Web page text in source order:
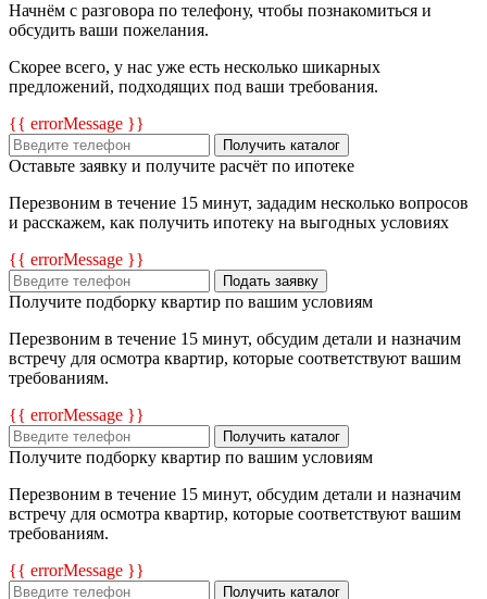
Начнём с разговора по телефону, чтобы познакомиться и
обсудить ваши пожелания.
Скорее всего, у нас уже есть несколько шикарных
предложений, подходящих под ваши требования.
{{ errorMessage }}
Получить каталог
Оставьте заявку и получите расчёт по ипотеке
Перезвоним в течение 15 минут, зададим несколько вопросов
и расскажем, как получить ипотеку на выгодных условиях
{{ errorMessage }}
Подать заявку
Получите подборку квартир по вашим условиям
Перезвоним в течение 15 минут, обсудим детали и назначим
встречу для осмотра квартир, которые соответствуют вашим
требованиям.
{{ errorMessage }}
Получить каталог
Получите подборку квартир по вашим условиям
Перезвоним в течение 15 минут, обсудим детали и назначим
встречу для осмотра квартир, которые соответствуют вашим
требованиям.
{{ errorMessage }}
Получить каталог